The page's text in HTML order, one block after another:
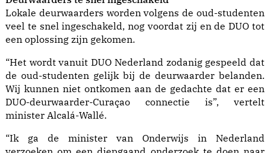
Lokale deurwaarders worden volgens de oud-studenten
veel te snel ingeschakeld, nog voordat zij en de DUO tot
een oplossing zijn gekomen.
“Het wordt vanuit DUO Nederland zodanig gespeeld dat
de oud-studenten gelijk bij de deurwaarder belanden.
Wij kunnen niet ontkomen aan de gedachte dat er een
DUO-deurwaarder-Curaçao connectie is”, vertelt
minister Alcalá-Wallé.
“Ik ga de minister van Onderwijs in Nederland